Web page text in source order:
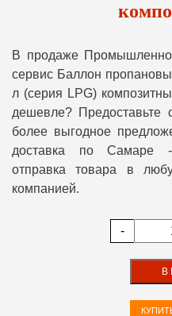
В продаже
сервис Баллон
л (серия LPG)
дешевле?
более выгодное
доставка по Самаре
отправка товара в
компанией.
-
В